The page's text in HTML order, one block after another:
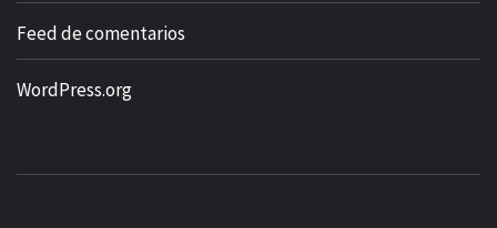
Feed de comentarios
WordPress.org